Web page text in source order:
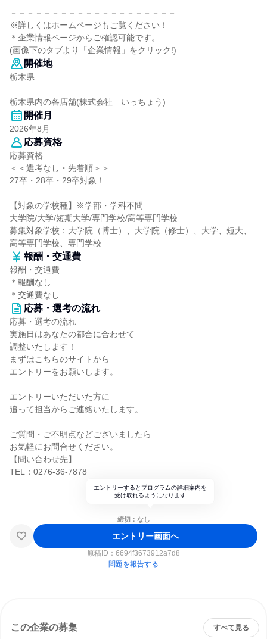
－－－－－－－－－－－－－－－－－－－－
※詳しくはホームページもご覧ください！
＊企業情報ページからご確認可能です。
(画像下のタブより「企業情報」をクリック!)
開催地
栃木県
栃木県内の各店舗(株式会社 いっちょう)
開催月
2026年8月
応募資格
応募資格
＜＜選考なし・先着順＞＞
27卒・28卒・29卒対象！
【対象の学校種】※学部・学科不問
大学院/大学/短期大学/専門学校/高等専門学校
募集対象学校：大学院（博士）、大学院（修士）、大学、短大、
高等専門学校、専門学校
報酬・交通費
報酬・交通費
＊報酬なし
＊交通費なし
応募・選考の流れ
応募・選考の流れ
実施日はあなたの都合に合わせて
調整いたします！
まずはこちらのサイトから
エントリーをお願いします。
エントリーいただいた方に
追って担当からご連絡いたします。
ご質問・ご不明点などございましたら
お気軽にお問合せください。
【問い合わせ先】
TEL：0276-36-7878
エントリーするとプログラムの詳細案内を
受け取れるようになります
締切：なし
エントリー画面へ
原稿ID： 6694f3673912a7d8
問題を報告する
この企業の募集 すべて見る